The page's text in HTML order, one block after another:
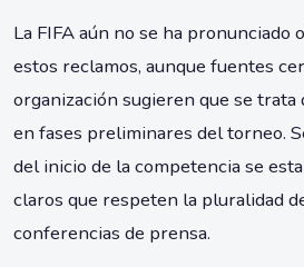
La FIFA aún no se ha pronunciado
estos reclamos, aunque fuentes
organización sugieren que se trata
en fases preliminares del torneo.
del inicio de la competencia se
claros que respeten la pluralidad
conferencias de prensa.